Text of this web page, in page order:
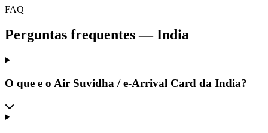
FAQ
Perguntas frequentes—India
O que e o Air Suvidha / e-Arrival Card da India?